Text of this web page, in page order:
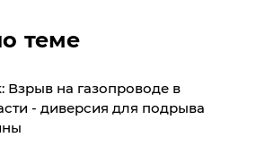
теме
на газопроводе в
- диверсия для подрыва